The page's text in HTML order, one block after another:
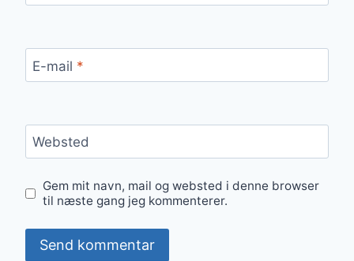
E-mail *
Websted
Gem mit navn, mail og websted i denne browser
til næste gang jeg kommenterer.